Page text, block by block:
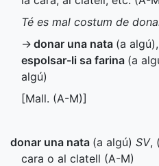
Té es mal costum de
→ donar una nata (a algú),
espolsar-li sa farina (a
algú)
[Mall. (A-M)]
donar una nata (a algú) SV,
cara o al clatell (A-M)